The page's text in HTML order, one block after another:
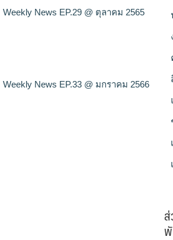
Weekly News EP.29 @ ตุลาคม 2565
Weekly News EP.33 @ มกราคม 2566